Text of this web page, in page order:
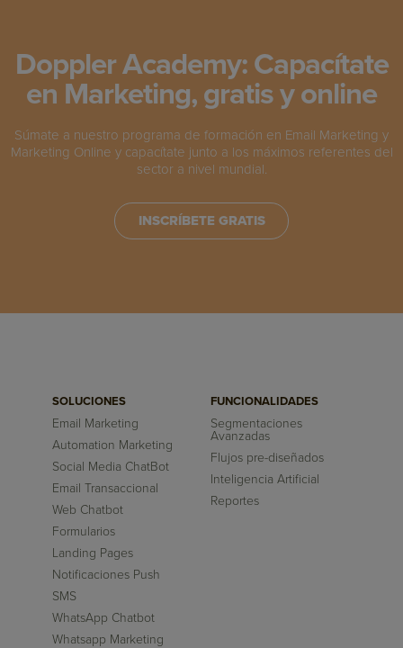
Doppler Academy: Capacítate
en Marketing, gratis y online
Súmate a nuestro programa de formación en Email Marketing y
Marketing Online y capacítate junto a los máximos referentes del
sector a nivel mundial.
INSCRÍBETE GRATIS
SOLUCIONES
Email Marketing
Automation Marketing
Social Media ChatBot
Email Transaccional
Web Chatbot
Formularios
Landing Pages
Notificaciones Push
SMS
WhatsApp Chatbot
Whatsapp Marketing
FUNCIONALIDADES
Segmentaciones
Avanzadas
Flujos pre-diseñados
Inteligencia Artificial
Reportes